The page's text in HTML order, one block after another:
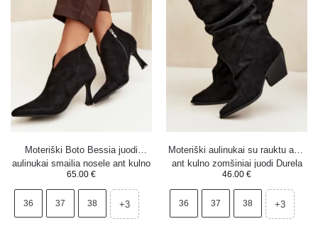
Moteriški Boto Bessia juodi
aulinukai smailia nosele ant kulno
65.00 €
36 37 38 +3
Moteriški aulinukai su rauktu aulu
ant kulno zomšiniai juodi Durela
46.00 €
36 37 38 +3